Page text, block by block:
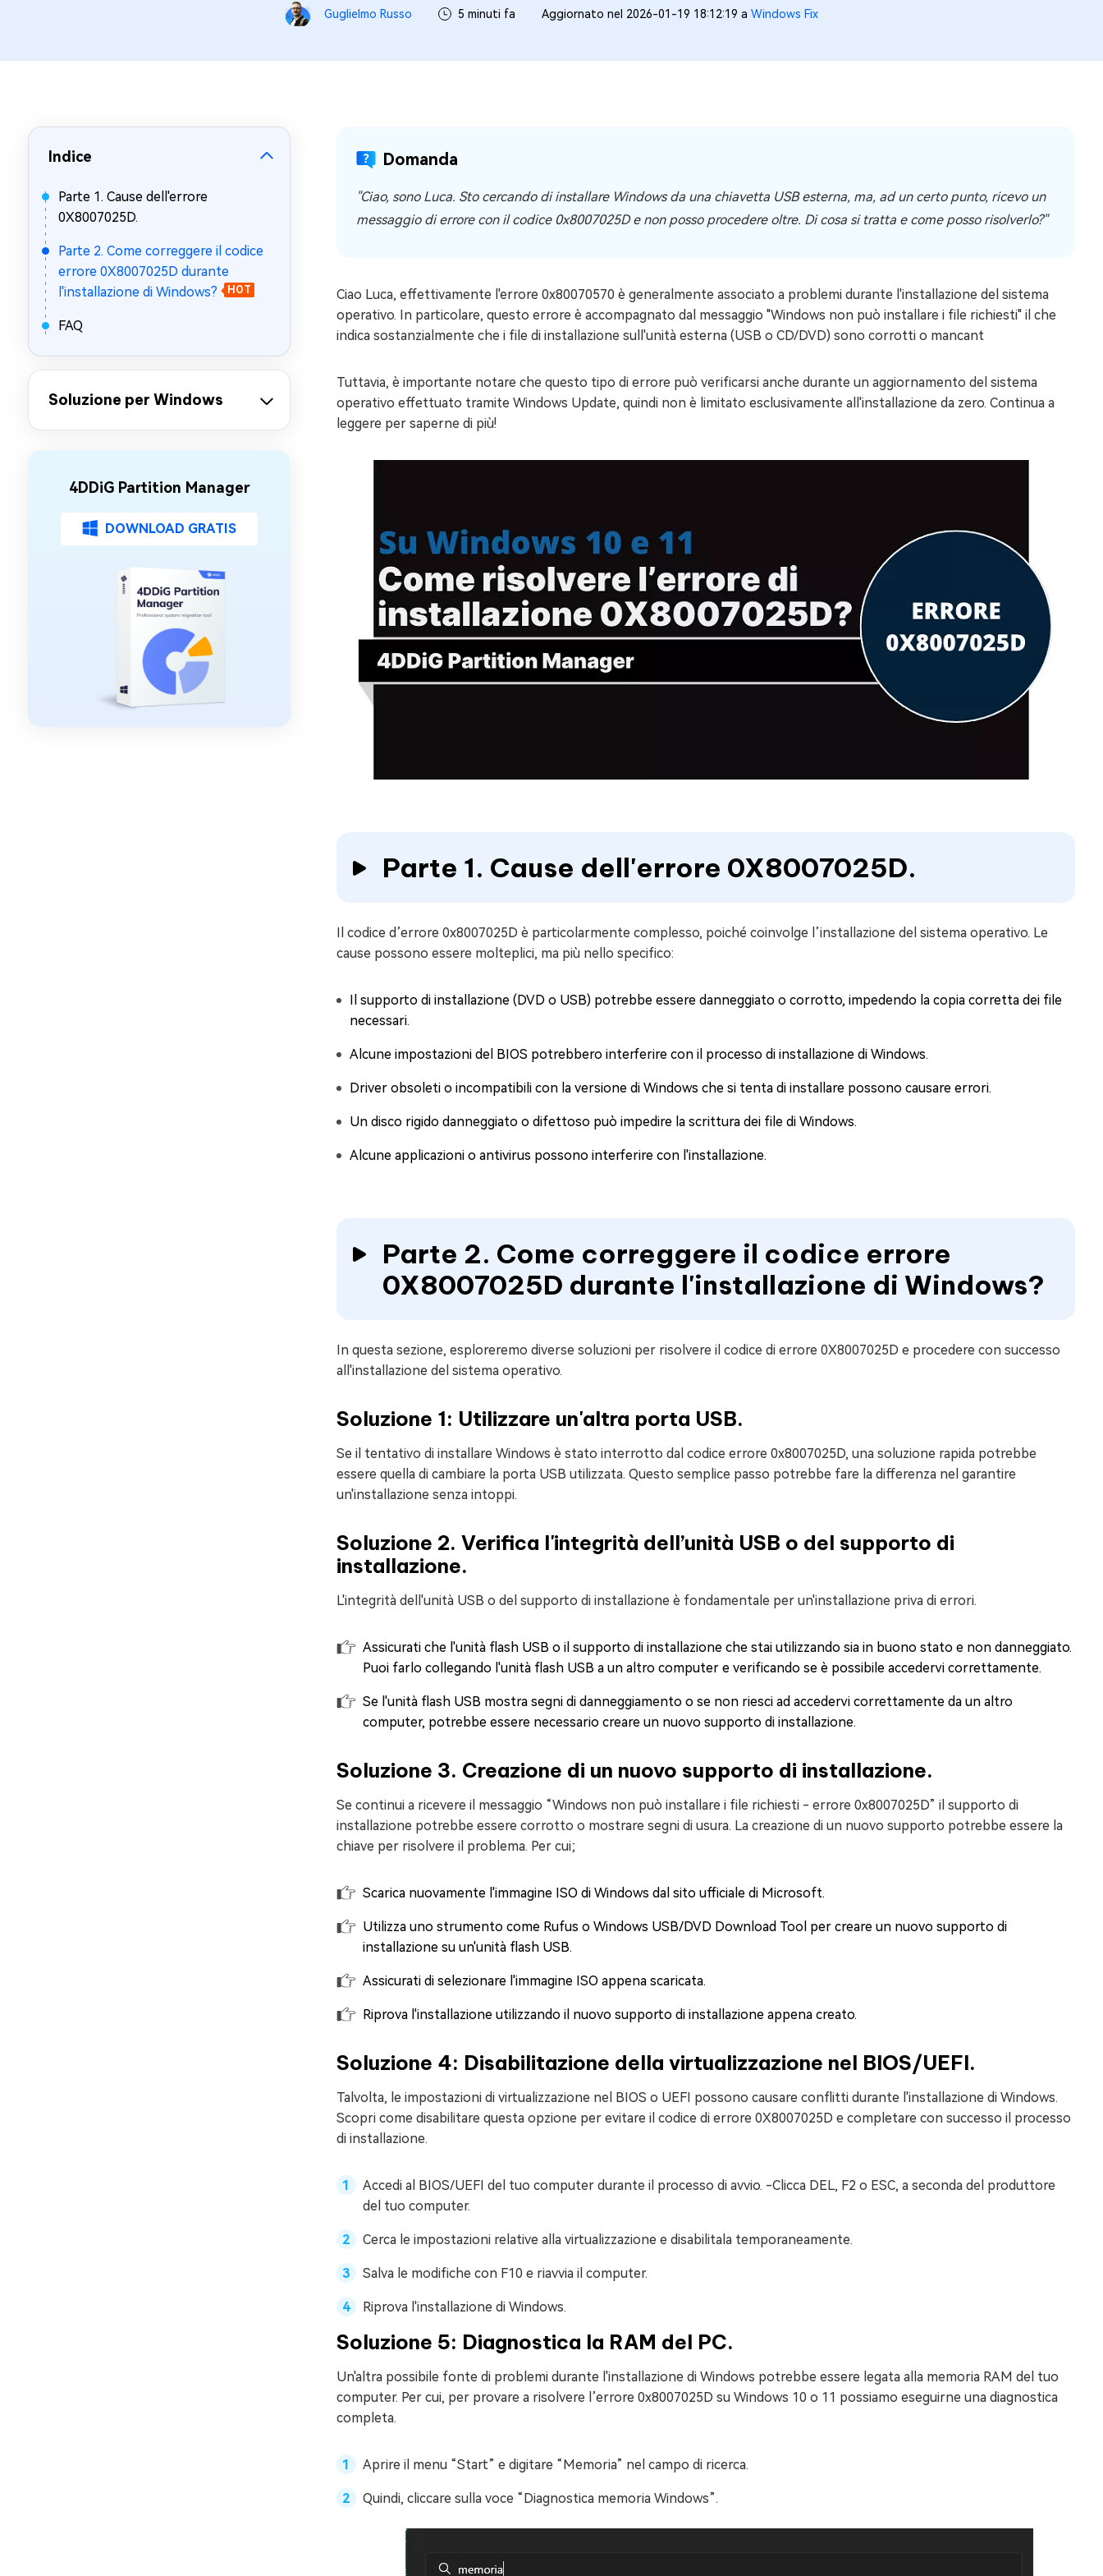
Guglielmo Russo 5 minuti fa Aggiornato nel 2026-01-19 18:12:19 a Windows Fix
Indice
Parte 1. Cause dell'errore
0X8007025D.
Parte 2. Come correggere il codice
errore 0X8007025D durante
l'installazione di Windows?
HOT
FAQ
Soluzione per Windows
4DDiG Partition Manager
DOWNLOAD GRATIS
Domanda
"Ciao, sono Luca. Sto cercando di installare Windows da una chiavetta USB esterna, ma, ad un certo punto, ricevo un
messaggio di errore con il codice 0x8007025D e non posso procedere oltre. Di cosa si tratta e come posso risolverlo?"
Ciao Luca, effettivamente l'errore 0x80070570 è generalmente associato a problemi durante l'installazione del sistema
operativo. In particolare, questo errore è accompagnato dal messaggio "Windows non può installare i file richiesti" il che
indica sostanzialmente che i file di installazione sull'unità esterna (USB o CD/DVD) sono corrotti o mancant
Tuttavia, è importante notare che questo tipo di errore può verificarsi anche durante un aggiornamento del sistema
operativo effettuato tramite Windows Update, quindi non è limitato esclusivamente all'installazione da zero. Continua a
leggere per saperne di più!
Parte 1. Cause dell'errore 0X8007025D.
Il codice d’errore 0x8007025D è particolarmente complesso, poiché coinvolge l’installazione del sistema operativo. Le
cause possono essere molteplici, ma più nello specifico:
Il supporto di installazione (DVD o USB) potrebbe essere danneggiato o corrotto, impedendo la copia corretta dei file
necessari.
Alcune impostazioni del BIOS potrebbero interferire con il processo di installazione di Windows.
Driver obsoleti o incompatibili con la versione di Windows che si tenta di installare possono causare errori.
Un disco rigido danneggiato o difettoso può impedire la scrittura dei file di Windows.
Alcune applicazioni o antivirus possono interferire con l'installazione.
Parte 2. Come correggere il codice errore
0X8007025D durante l'installazione di Windows?
In questa sezione, esploreremo diverse soluzioni per risolvere il codice di errore 0X8007025D e procedere con successo
all'installazione del sistema operativo.
Soluzione 1: Utilizzare un'altra porta USB.
Se il tentativo di installare Windows è stato interrotto dal codice errore 0x8007025D, una soluzione rapida potrebbe
essere quella di cambiare la porta USB utilizzata. Questo semplice passo potrebbe fare la differenza nel garantire
un'installazione senza intoppi.
Soluzione 2. Verifica l'integrità dell’unità USB o del supporto di
installazione.
L'integrità dell'unità USB o del supporto di installazione è fondamentale per un'installazione priva di errori.
Assicurati che l'unità flash USB o il supporto di installazione che stai utilizzando sia in buono stato e non danneggiato.
Puoi farlo collegando l'unità flash USB a un altro computer e verificando se è possibile accedervi correttamente.
Se l'unità flash USB mostra segni di danneggiamento o se non riesci ad accedervi correttamente da un altro
computer, potrebbe essere necessario creare un nuovo supporto di installazione.
Soluzione 3. Creazione di un nuovo supporto di installazione.
Se continui a ricevere il messaggio “Windows non può installare i file richiesti - errore 0x8007025D” il supporto di
installazione potrebbe essere corrotto o mostrare segni di usura. La creazione di un nuovo supporto potrebbe essere la
chiave per risolvere il problema. Per cui;
Scarica nuovamente l'immagine ISO di Windows dal sito ufficiale di Microsoft.
Utilizza uno strumento come Rufus o Windows USB/DVD Download Tool per creare un nuovo supporto di
installazione su un'unità flash USB.
Assicurati di selezionare l'immagine ISO appena scaricata.
Riprova l'installazione utilizzando il nuovo supporto di installazione appena creato.
Soluzione 4: Disabilitazione della virtualizzazione nel BIOS/UEFI.
Talvolta, le impostazioni di virtualizzazione nel BIOS o UEFI possono causare conflitti durante l'installazione di Windows.
Scopri come disabilitare questa opzione per evitare il codice di errore 0X8007025D e completare con successo il processo
di installazione.
Accedi al BIOS/UEFI del tuo computer durante il processo di avvio. -Clicca DEL, F2 o ESC, a seconda del produttore
del tuo computer.
Cerca le impostazioni relative alla virtualizzazione e disabilitala temporaneamente.
Salva le modifiche con F10 e riavvia il computer.
Riprova l'installazione di Windows.
Soluzione 5: Diagnostica la RAM del PC.
Un'altra possibile fonte di problemi durante l'installazione di Windows potrebbe essere legata alla memoria RAM del tuo
computer. Per cui, per provare a risolvere l’errore 0x8007025D su Windows 10 o 11 possiamo eseguirne una diagnostica
completa.
Aprire il menu “Start” e digitare “Memoria” nel campo di ricerca.
Quindi, cliccare sulla voce “Diagnostica memoria Windows”.